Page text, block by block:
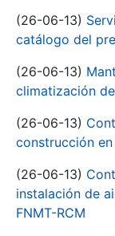
(26-06-13)
catálogo del
(26-06-13)
climatización
(26-06-13)
construcción en
(26-06-13)
instalación de
FNMT-RCM